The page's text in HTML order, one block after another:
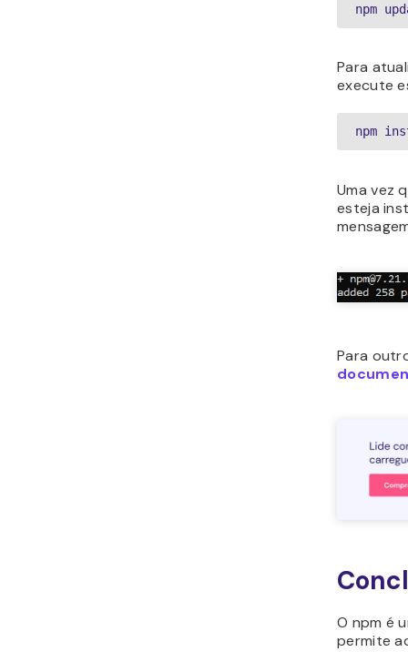
npm
Para
execute
npm
Uma vez
esteja
Para
O npm é
permite